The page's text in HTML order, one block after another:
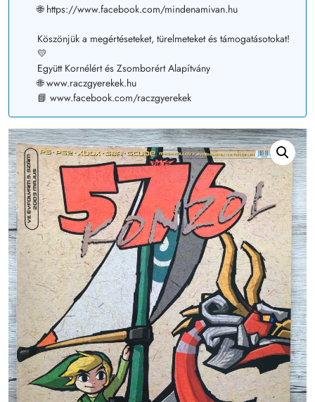
🌐 https://www.facebook.com/mindenamivan.hu
Köszönjük a megértéseteket, türelmeteket és támogatásotokat!
💛
Együtt Kornélért és Zsomborért Alapítvány
🌐 www.raczgyerekek.hu
📘 www.facebook.com/raczgyerekek